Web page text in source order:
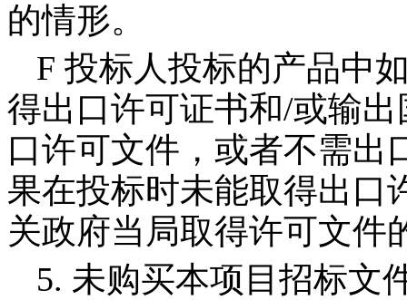
的情形。
F 投标人投标的产品中
得出口许可证书和/或输出
口许可文件，或者不需出
果在投标时未能取得出口
关政府当局取得许可文件
5. 未购买本项目招标文